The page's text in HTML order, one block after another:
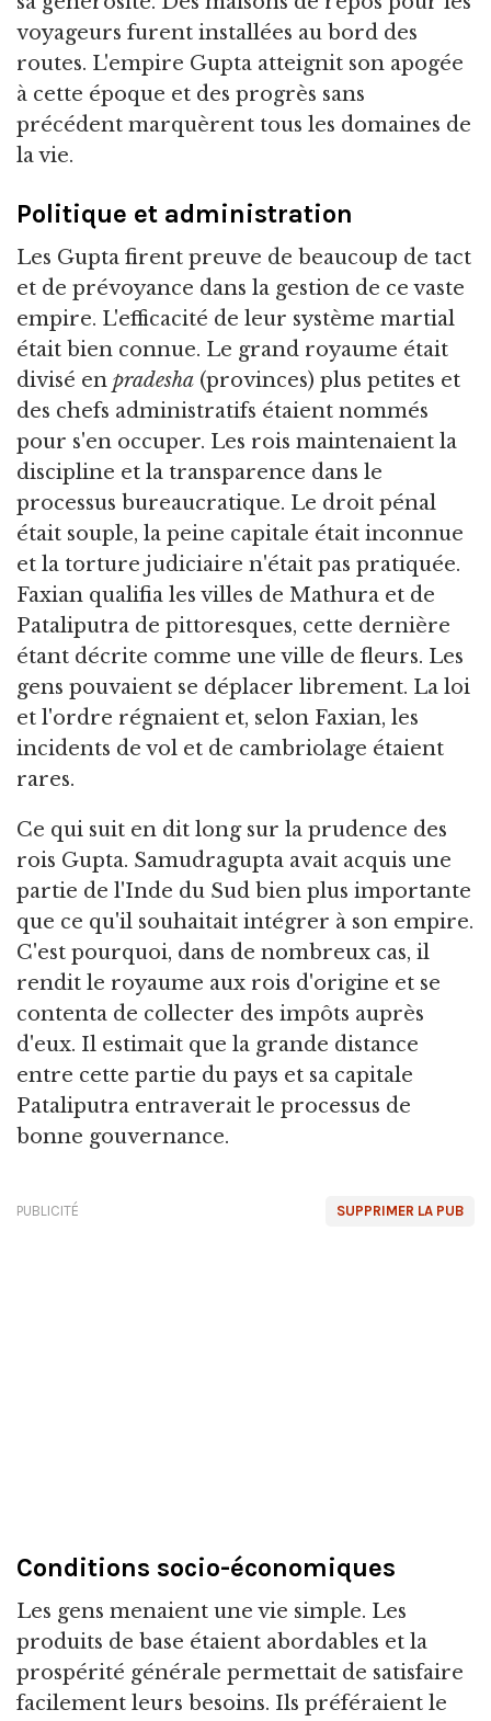
voyageurs furent installées au bord des
routes. L'empire Gupta atteignit son apogée
à cette époque et des progrès sans
précédent marquèrent tous les domaines de
la vie.
Politique et administration
Les Gupta firent preuve de beaucoup de tact
et de prévoyance dans la gestion de ce vaste
empire. L'efficacité de leur système martial
était bien connue. Le grand royaume était
divisé en pradesha (provinces) plus petites et
des chefs administratifs étaient nommés
pour s'en occuper. Les rois maintenaient la
discipline et la transparence dans le
processus bureaucratique. Le droit pénal
était souple, la peine capitale était inconnue
et la torture judiciaire n'était pas pratiquée.
Faxian qualifia les villes de Mathura et de
Pataliputra de pittoresques, cette dernière
étant décrite comme une ville de fleurs. Les
gens pouvaient se déplacer librement. La loi
et l'ordre régnaient et, selon Faxian, les
incidents de vol et de cambriolage étaient
rares.
Ce qui suit en dit long sur la prudence des
rois Gupta. Samudragupta avait acquis une
partie de l'Inde du Sud bien plus importante
que ce qu'il souhaitait intégrer à son empire.
C'est pourquoi, dans de nombreux cas, il
rendit le royaume aux rois d'origine et se
contenta de collecter des impôts auprès
d'eux. Il estimait que la grande distance
entre cette partie du pays et sa capitale
Pataliputra entraverait le processus de
bonne gouvernance.
SUPPRIMER LA PUB
PUBLICITÉ
Conditions socio-économiques
Les gens menaient une vie simple. Les
produits de base étaient abordables et la
prospérité générale permettait de satisfaire
facilement leurs besoins. Ils préféraient le